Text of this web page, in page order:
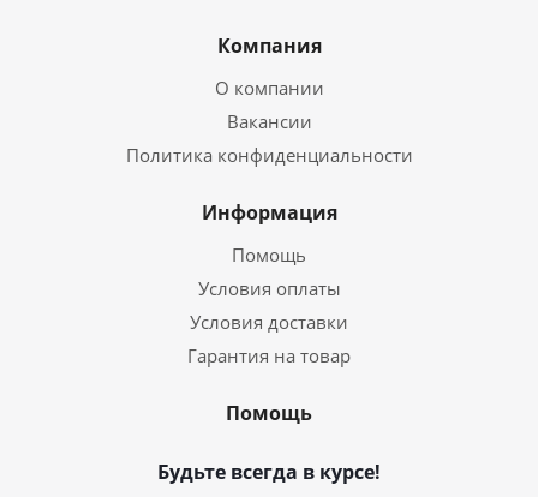
Компания
О компании
Вакансии
Политика конфиденциальности
Информация
Помощь
Условия оплаты
Условия доставки
Гарантия на товар
Помощь
Будьте всегда в курсе!